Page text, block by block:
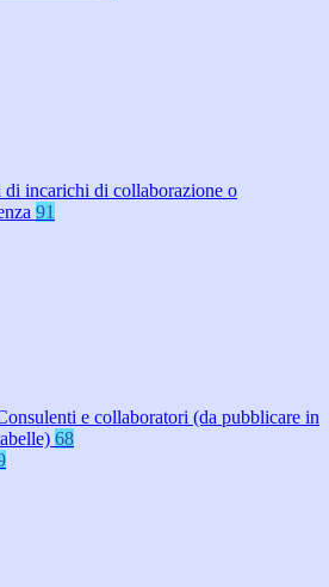
di incarichi di collaborazione o
91
e collaboratori (da pubblicare in
68